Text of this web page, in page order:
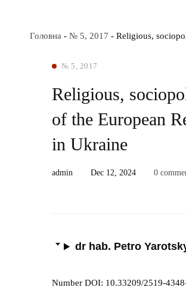
Головна - № 5, 2017 - Religious,
№ 5, 2017
Religious,
of the European
in Ukraine
admin Dec 12, 2024 0
dr hab. Petro
Number DOI: 10.33209/2519-